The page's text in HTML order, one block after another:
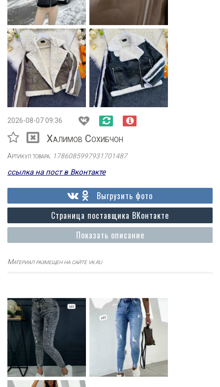
2026-08-07 09:36
Халимов Сохибчон
Артикул товара: 1786085997931701487
ссылка на пост в Вконтакте
Показать описание
Страница поставщика ВКонтакте
Выгрузить фото
Материал размещен на сайте vk.ru